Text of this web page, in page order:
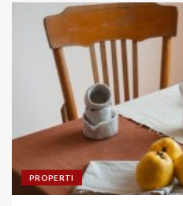
PROPERTI